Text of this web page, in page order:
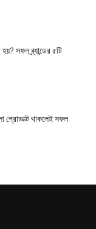
সফল ব্র্যান্ডের ৫টি
প্রোডাক্ট থাকলেই সফল